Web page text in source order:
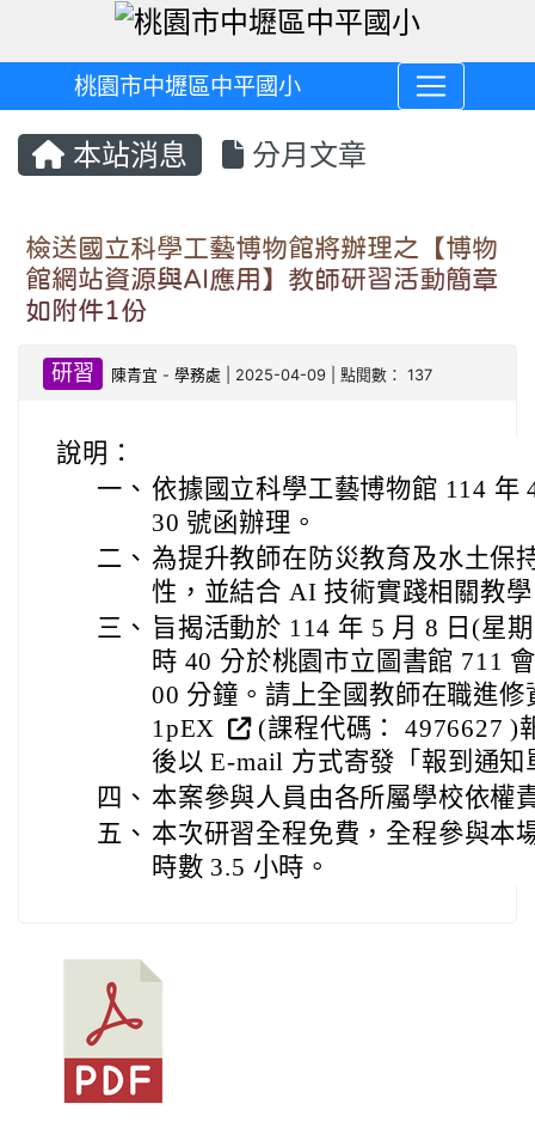
桃園市中壢區中平國小
本站消息 分月文章
檢送國立科學工藝博物館將辦理之【博物
館網站資源與AI應用】教師研習活動簡章
如附件1份
研習 陳青宜 -學務處 | 2025-04-09 | 點閱數： 137
說明：
一、 依據國立科學工藝博物館 114 年
30 號函辦理。
二、 為提升教師在防災教育及水土保
性，並結合 AI 技術實踐相關教
三、 旨揭活動於 114 年 5 月 8 日(星
時 40 分於桃園市立圖書館 711
00 分鐘。請上全國教師在職進
1pEX
(課程代碼： 4976627 )
後以 E-mail 方式寄發「報到通知
四、 本案參與人員由各所屬學校依權
五、 本次研習全程免費，全程參與本
時數 3.5 小時。